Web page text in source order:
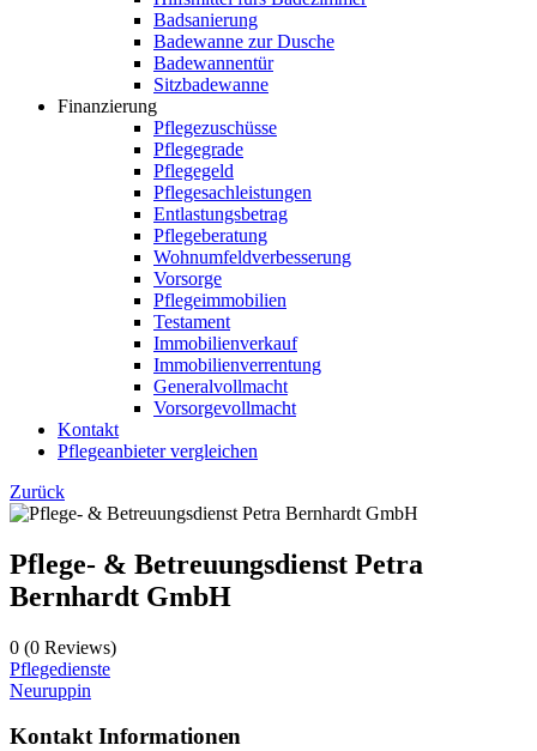
Badsanierung
Badewanne zur Dusche
Badewannentür
Sitzbadewanne
Finanzierung
Pflegezuschüsse
Pflegegrade
Pflegegeld
Pflegesachleistungen
Entlastungsbetrag
Pflegeberatung
Wohnumfeldverbesserung
Vorsorge
Pflegeimmobilien
Testament
Immobilienverkauf
Immobilienverrentung
Generalvollmacht
Vorsorgevollmacht
Kontakt
Pflegeanbieter vergleichen
Zurück
Pflege- & Betreuungsdienst Petra
Bernhardt GmbH
0 (0 Reviews)
Pflegedienste
Neuruppin
Kontakt Informationen